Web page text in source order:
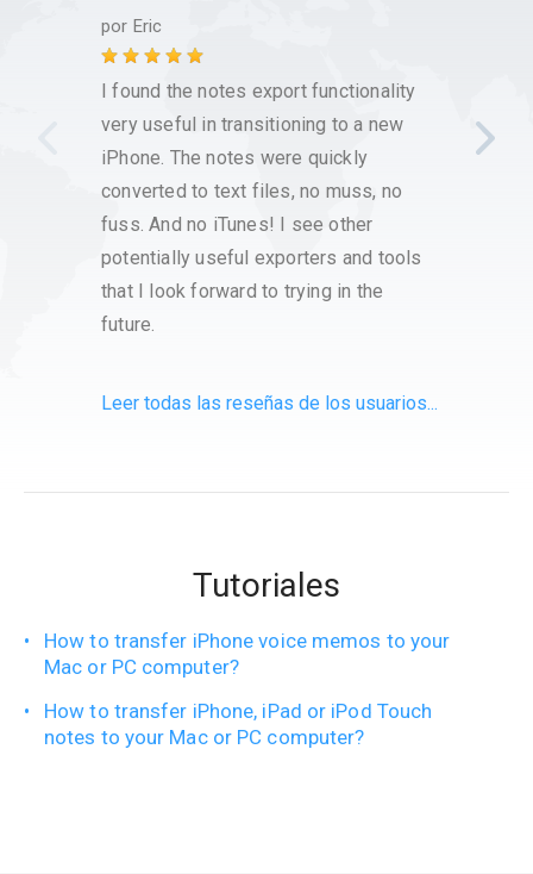
por Eric
I found the notes export functionality
very useful in transitioning to a new
iPhone. The notes were quickly
converted to text files, no muss, no
fuss. And no iTunes! I see other
potentially useful exporters and tools
that I look forward to trying in the
future.
with
Leer todas las reseñas de los usuarios...
Tutoriales
How to transfer iPhone voice memos to your
Mac or PC computer?
How to transfer iPhone, iPad or iPod Touch
notes to your Mac or PC computer?